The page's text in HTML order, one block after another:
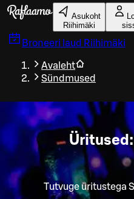
Liigu peamise sisu juurde
Asukoht
Riihimäki
Broneeri laud Riihimäki
Avaleht
Sündmused
Tutvuge üritustega